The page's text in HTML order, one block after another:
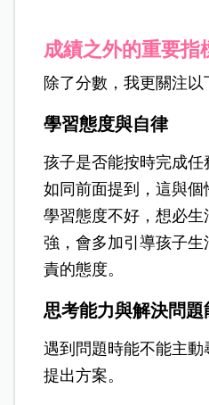
成績之外的重要指
除了分數，我更關注以
學習態度與自律
孩子是否能按時完成
如同前面提到，這與
學習態度不好，想必
強，會多加引導孩子
責的態度。
思考能力與解決問題
遇到問題時能不能主動
提出方案。